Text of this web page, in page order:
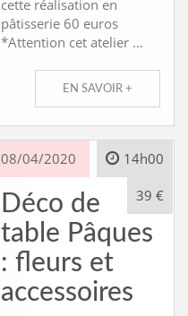
cette réalisation en
pâtisserie 60 euros
*Attention cet atelier …
EN SAVOIR +
08/04/2020 14h00
39 €
Déco de
table Pâques
: fleurs et
accessoires